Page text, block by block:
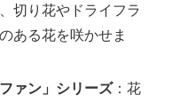
切り花やドライフラ
ある花を咲かせま
ァン」シリーズ：花